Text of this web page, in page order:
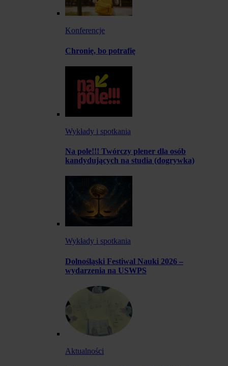
Konferencje
Chronię, bo potrafię
Wykłady i spotkania
Na pole!!! Twórczy plener dla osób
kandydujących na studia (dogrywka)
Wykłady i spotkania
Dolnośląski Festiwal Nauki 2026 –
wydarzenia na USWPS
Aktualności